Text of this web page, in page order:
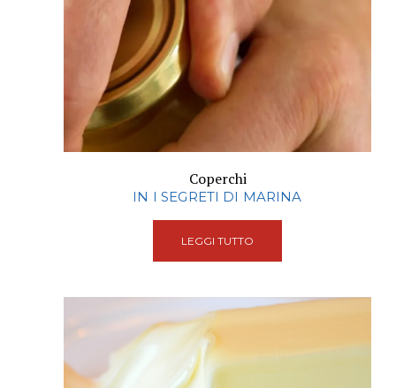
Coperchi
IN I SEGRETI DI MARINA
LEGGI TUTTO